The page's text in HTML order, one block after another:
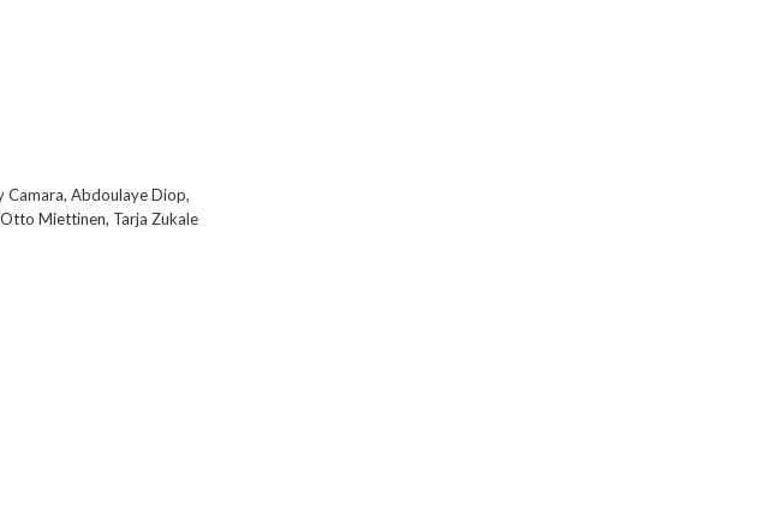
Camara, Abdoulaye Diop,
Miettinen, Tarja Zukale